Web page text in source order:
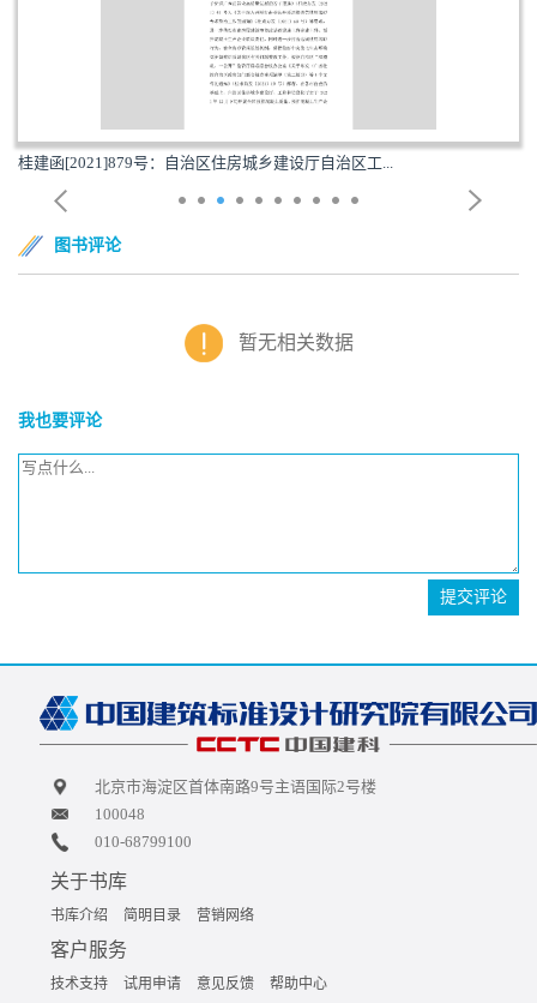
桂建函[2021]879号：自治区住房城乡建设厅自治区工...
图书评论
暂无相关数据
我也要评论
提交评论
北京市海淀区首体南路9号主语国际2号楼
100048
010-68799100
关于书库
书库介绍 简明目录 营销网络
客户服务
技术支持 试用申请 意见反馈 帮助中心